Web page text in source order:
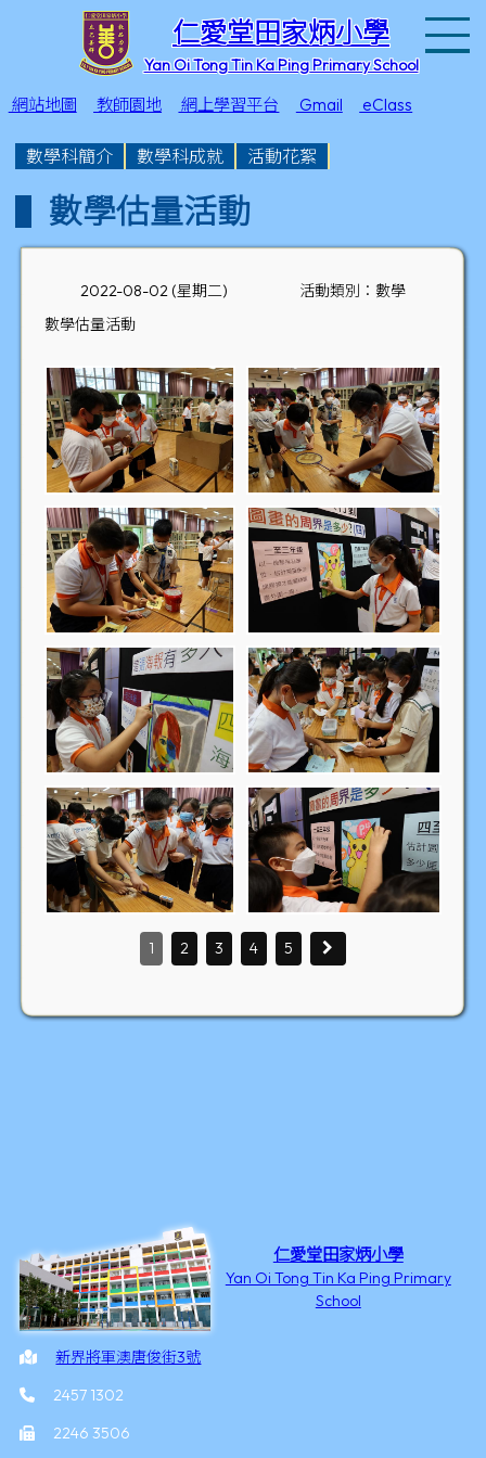
仁愛堂田家炳小學
Yan Oi Tong Tin Ka Ping Primary School
網站地圖 教師園地 網上學習平台 Gmail eClass
數學科簡介 數學科成就 活動花絮
數學估量活動
2022-08-02 (星期二)
活動類別：數學
數學估量活動
1 2 3 4 5
仁愛堂田家炳小學
Yan Oi Tong Tin Ka Ping Primary
School
新界將軍澳唐俊街3號
2457 1302
2246 3506